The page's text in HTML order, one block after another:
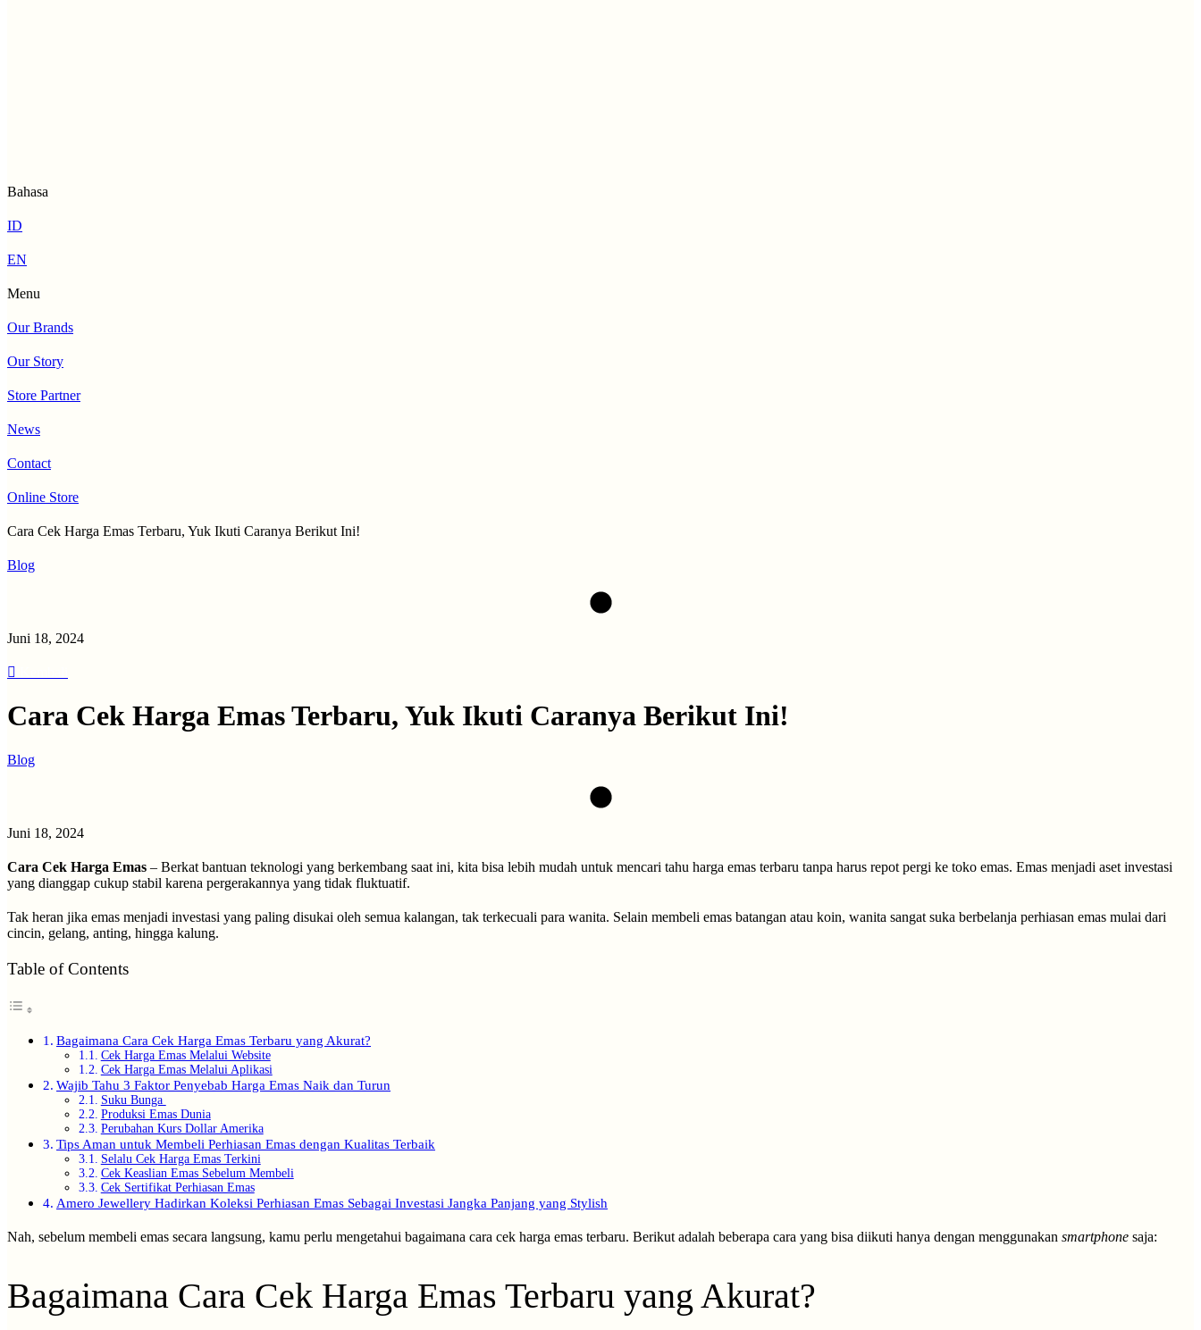
Bahasa
ID
EN
Menu
Our Brands
Our Story
Store Partner
News
Contact
Online Store
Cara Cek Harga Emas Terbaru, Yuk Ikuti Caranya Berikut Ini!
Blog
Juni 18, 2024
Cara Cek Harga Emas Terbaru, Yuk Ikuti Caranya Berikut Ini!
Blog
Juni 18, 2024
Cara Cek Harga Emas – Berkat bantuan teknologi yang berkembang saat ini, kita bisa lebih mudah untuk mencari tahu harga emas terbaru tanpa harus repot pergi ke toko emas. Emas menjadi aset investasi
yang dianggap cukup stabil karena pergerakannya yang tidak fluktuatif.
Tak heran jika emas menjadi investasi yang paling disukai oleh semua kalangan, tak terkecuali para wanita. Selain membeli emas batangan atau koin, wanita sangat suka berbelanja perhiasan emas mulai dari
cincin, gelang, anting, hingga kalung.
Table of Contents
Bagaimana Cara Cek Harga Emas Terbaru yang Akurat?
Cek Harga Emas Melalui Website
Cek Harga Emas Melalui Aplikasi
Wajib Tahu 3 Faktor Penyebab Harga Emas Naik dan Turun
Suku Bunga
Produksi Emas Dunia
Perubahan Kurs Dollar Amerika
Tips Aman untuk Membeli Perhiasan Emas dengan Kualitas Terbaik
Selalu Cek Harga Emas Terkini
Cek Keaslian Emas Sebelum Membeli
Cek Sertifikat Perhiasan Emas
Amero Jewellery Hadirkan Koleksi Perhiasan Emas Sebagai Investasi Jangka Panjang yang Stylish
Nah, sebelum membeli emas secara langsung, kamu perlu mengetahui bagaimana cara cek harga emas terbaru. Berikut adalah beberapa cara yang bisa diikuti hanya dengan menggunakan smartphone saja:
Bagaimana Cara Cek Harga Emas Terbaru yang Akurat?